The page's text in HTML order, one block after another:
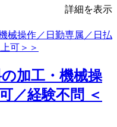
詳細を表示
加工・機械操
／経験不問 ＜